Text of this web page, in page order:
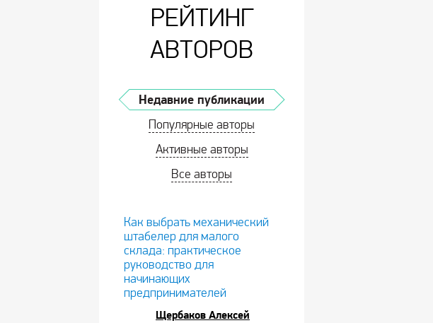
РЕЙТИНГ
АВТОРОВ
Недавние публикации
Популярные авторы
Активные авторы
Все авторы
Как выбрать механический
штабелер для малого
склада: практическое
руководство для
начинающих
предпринимателей
Щербаков Алексей